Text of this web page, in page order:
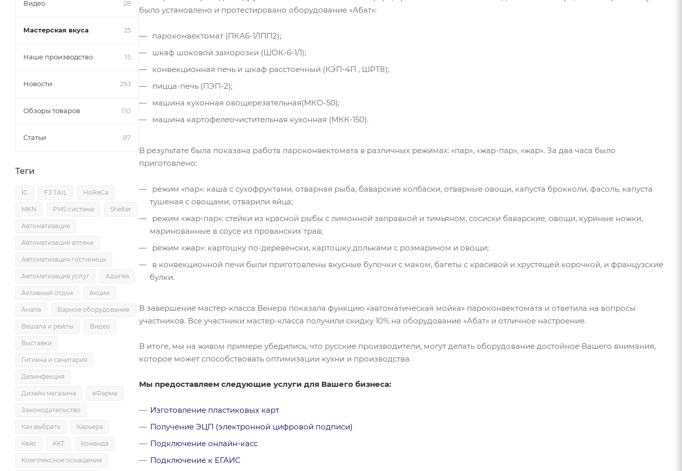
было установлено и протестировано оборудование «Абат»:
пароконвектомат (ПКА6-1/1ПП2);
шкаф шоковой заморозки (ШОК-6-1/1);
конвекционная печь и шкаф расстоечный (КЭП-4П , ШРТ8);
пицца-печь (ПЭП-2);
машина кухонная овощерезательная(МКО-50);
машина картофелеочистительная кухонная (МКК-150).
В результате была показана работа пароконвектомата в различных режимах: «пар», «жар-пар», «жар». За два часа было
приготовлено:
режим «пар»: каша с сухофруктами, отварная рыба, баварские колбаски, отварные овощи, капуста брокколи, фасоль, капуста
тушеная с овощами, отварили яйца;
режим «жар-пар»: стейки из красной рыбы с лимонной заправкой и тимьяном, сосиски баварские, овощи, куриные ножки,
маринованные в соусе из прованских трав;
режим «жар»: картошку по-деревенски, картошку дольками с розмарином и овощи;
в конвекционной печи были приготовлены вкусные булочки с маком, багеты с красивой и хрустящей корочкой, и французские
булки.
В завершение мастер-класса Венера показала функцию «автоматическая мойка» пароконвектомата и ответила на вопросы
участников. Все участники мастер-класса получили скидку 10% на оборудование «Абат» и отличное настроение.
В итоге, мы на живом примере убедились, что русские производители, могут делать оборудование достойное Вашего внимания,
которое может способствовать оптимизации кухни и производства.
Мы предоставляем следующие услуги для Вашего бизнеса:
Изготовление пластиковых карт
Получение ЭЦП (электронной цифровой подписи)
Подключение онлайн-касс
Подключение к ЕГАИС
Видео 28
Мастерская вкуса 25
Наше производство 15
Новости 293
Обзоры товаров 110
Статьи 87
Теги
1С F3 TAIL HoReCa
MKN PMS система Shelter
Автоматизация
Автоматизация аптеки
Автоматизация гостиницы
Автоматизация услуг Адыгея
Активный отдых Акции
Анапа Барное оборудование
Вешала и рейлы Видео
Выставки
Гигиена и санитария
Дезинфекция
Дизайн магазина еФарма
Законодательство
Как выбрать Карьера
Кейс ККТ Команда
Комплексное оснащение